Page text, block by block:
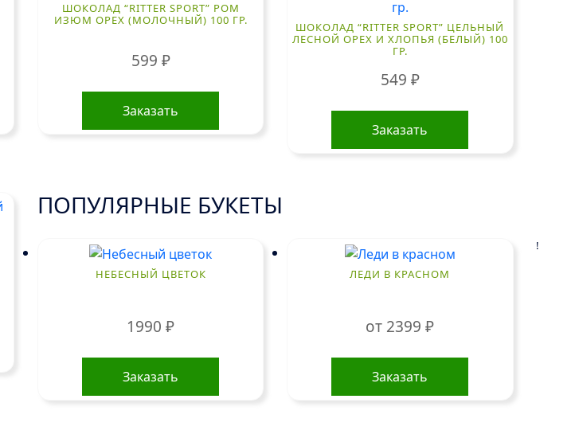
ШОКОЛАД “RITTER SPORT” РОМ
ИЗЮМ ОРЕХ (МОЛОЧНЫЙ) 100 ГР.
599 ₽
Заказать
ШОКОЛАД “RITTER SPORT” ЦЕЛЬНЫЙ
ЛЕСНОЙ ОРЕХ И ХЛОПЬЯ (БЕЛЫЙ) 100
ГР.
549 ₽
Заказать
ПОПУЛЯРНЫЕ БУКЕТЫ
НЕБЕСНЫЙ ЦВЕТОК
1990 ₽
Заказать
ЛЕДИ В КРАСНОМ
от 2399₽
Заказать
Этот
имеет
!